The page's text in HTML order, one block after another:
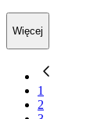
Więcej
1
2